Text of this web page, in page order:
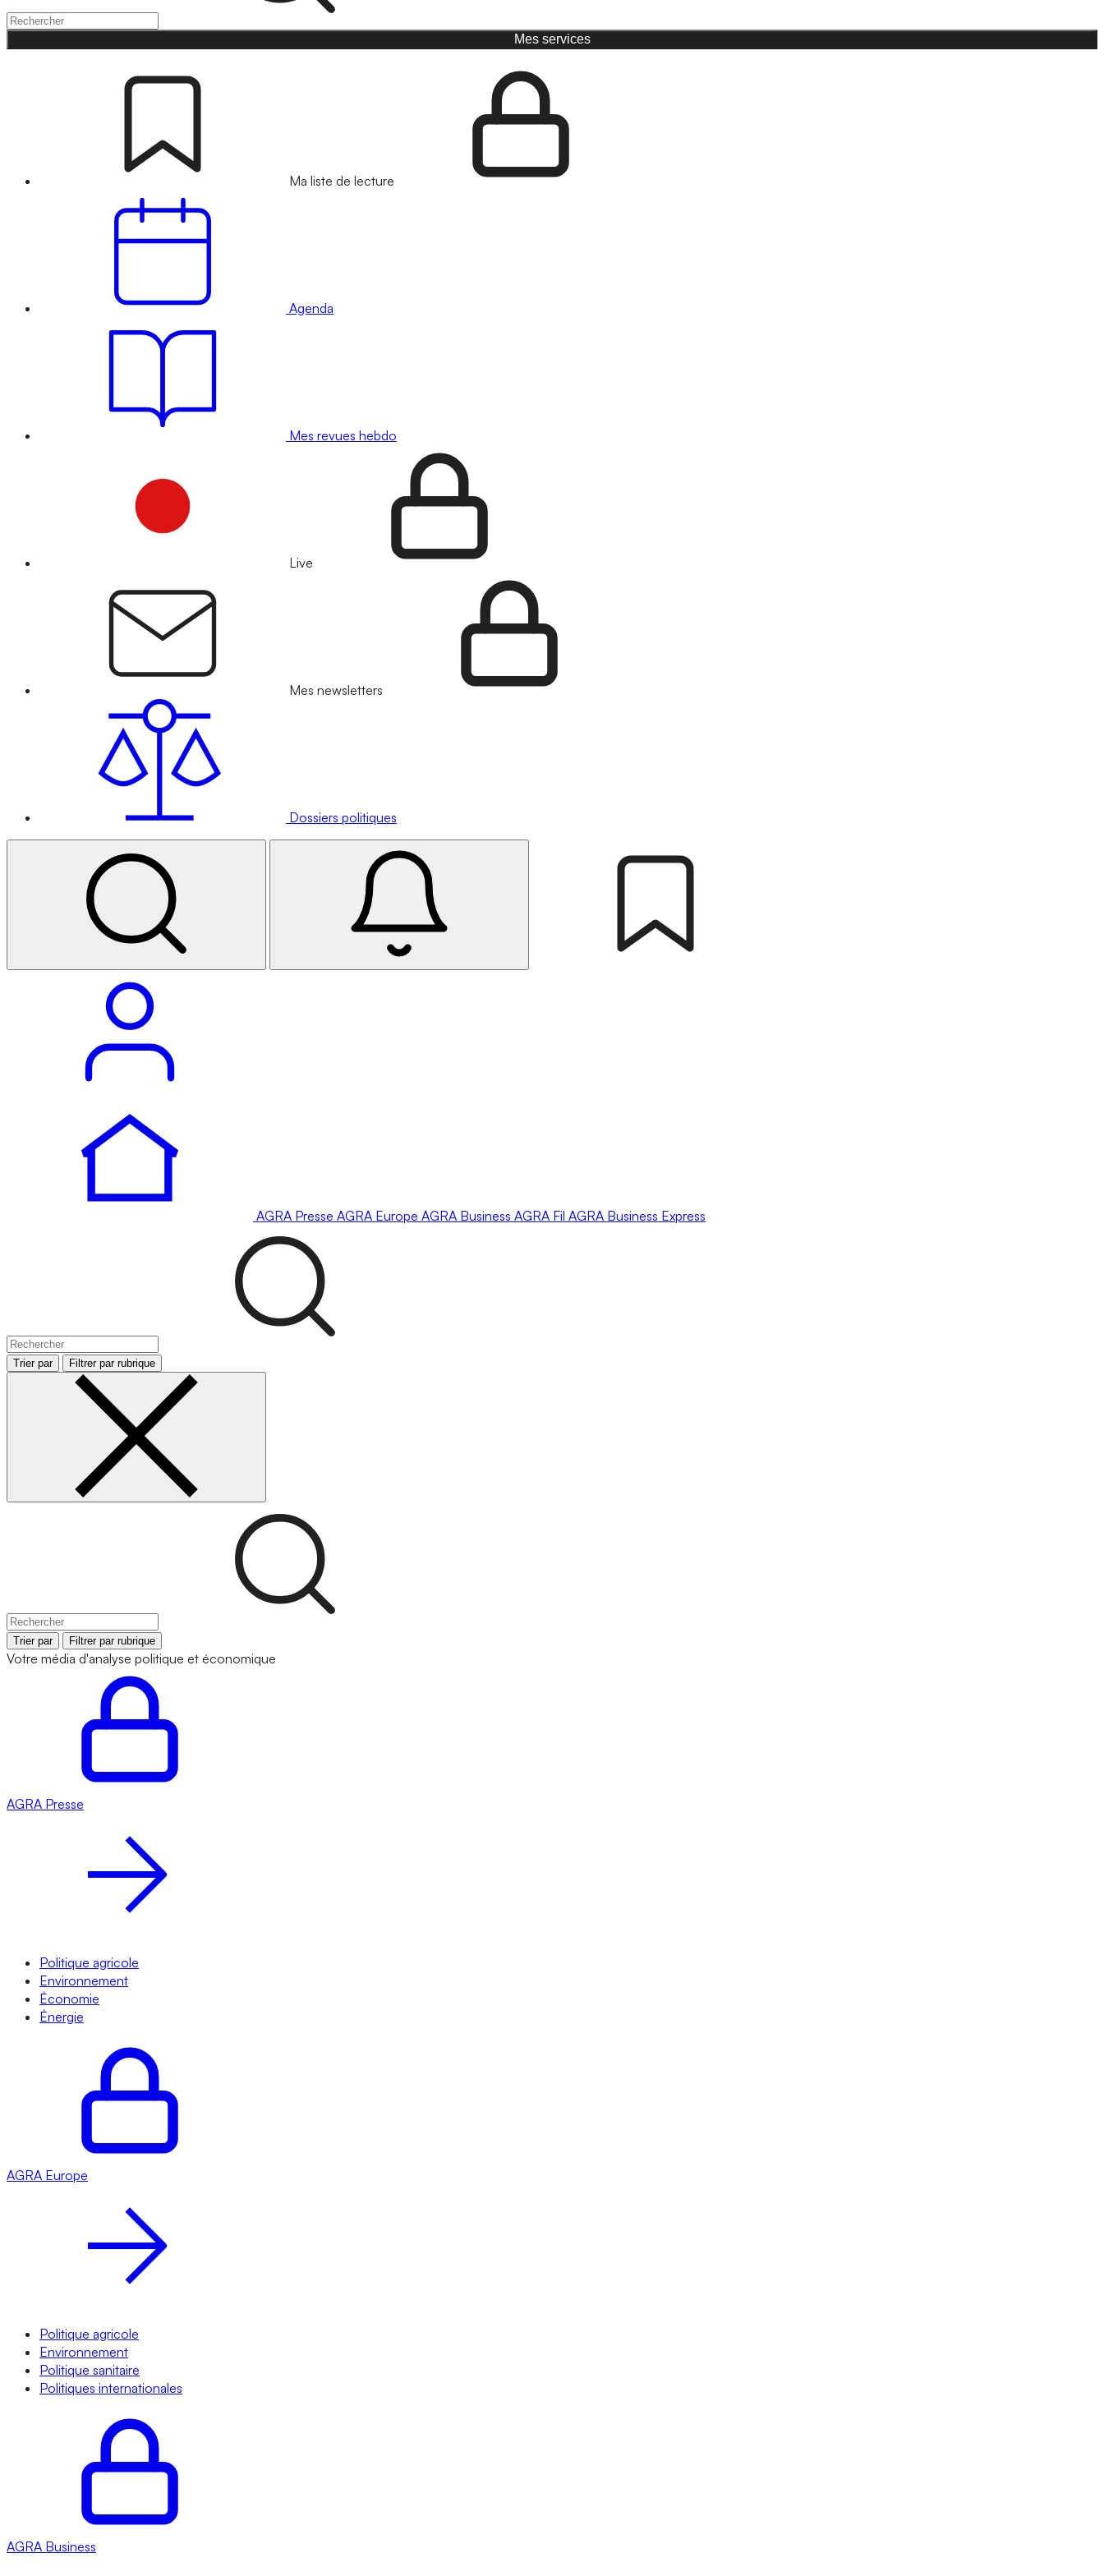
Mes services
Ma liste de lecture
Agenda
Mes revues hebdo
Live
Mes newsletters
Dossiers politiques
AGRA Presse AGRA Europe AGRA Business AGRA Fil AGRA Business Express
Trier par Filtrer par rubrique
Trier par Filtrer par rubrique
Votre média d'analyse politique et économique
AGRA Presse
Politique agricole
Environnement
Économie
Énergie
AGRA Europe
Politique agricole
Environnement
Politique sanitaire
Politiques internationales
AGRA Business